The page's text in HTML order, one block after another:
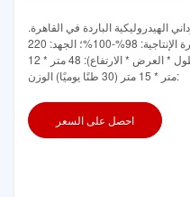
الهيدروليكية الباردة في القاهرة.
الاستخدام: زيت الفول السوداني؛ القدرة الإنتاجية: 98%-100%؛ الجهد: 220
فولت/380 فولت/440 فولت؛ الأبعاد (الطول * العرض * الارتفاع): 48 متر * 12
متر * 15 متر (30 طنًا يوميًا) الوزن:
احصل على السعر